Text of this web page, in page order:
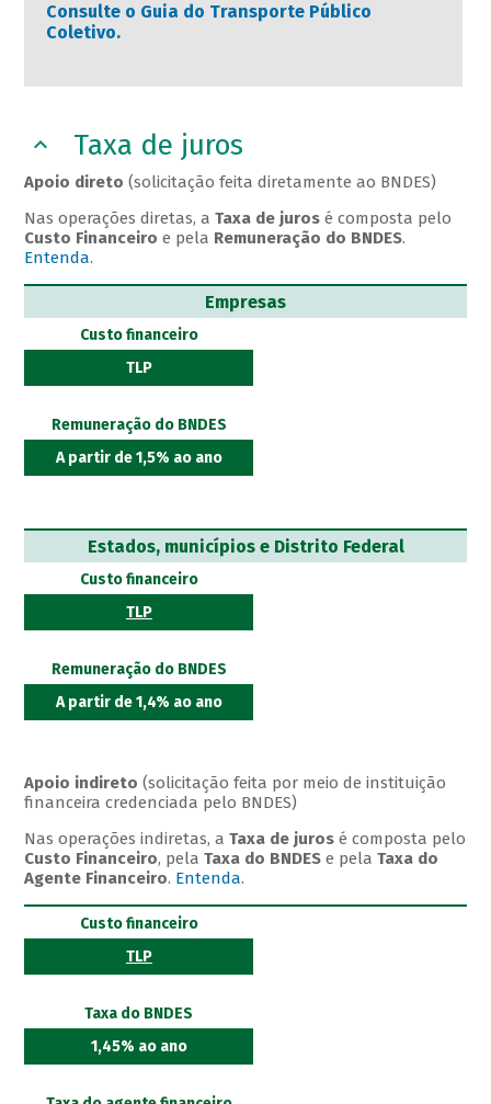
Consulte o Guia do Transporte Público
Coletivo.
Taxa de juros
Apoio direto(solicitação feita diretamente ao BNDES)
Nas operações diretas, aTaxa de juros é composta pelo
Custo Financeiro e pela Remuneração do BNDES.
Entenda.
Empresas
Custo financeiro
TLP
Remuneração do BNDES
A partir de 1,5% ao ano
Estados, municípios e Distrito Federal
Custo financeiro
TLP
Remuneração do BNDES
A partir de 1,4% ao ano
Apoio indireto(solicitação feita por meio de instituição
financeira credenciada pelo BNDES)
Nas operações indiretas, aTaxa de juros é composta pelo
Custo Financeiro, pelaTaxa do BNDES e pelaTaxa do
Agente Financeiro. Entenda.
Custo financeiro
TLP
Taxa do BNDES
1,45% ao ano